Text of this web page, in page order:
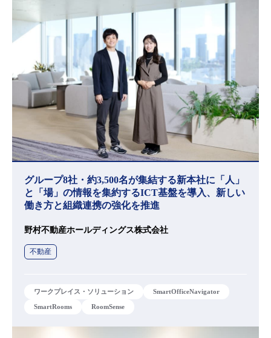
グループ8社・約3,500名が集結する新本社に「人」
と「場」の情報を集約するICT基盤を導入、新しい
働き方と組織連携の強化を推進
野村不動産ホールディングス株式会社
不動産
ワークプレイス・ソリューション SmartOfficeNavigator
SmartRooms RoomSense